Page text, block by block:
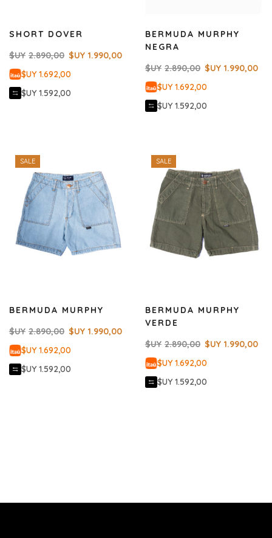
SHORT DOVER
$UY 2.890,00 $UY 1.990,00
$UY 1.692,00
$UY 1.592,00
BERMUDA MURPHY
NEGRA
$UY 2.890,00 $UY 1.990,00
$UY 1.692,00
$UY 1.592,00
SALE
BERMUDA MURPHY
$UY 2.890,00 $UY 1.990,00
$UY 1.692,00
$UY 1.592,00
SALE
BERMUDA MURPHY
VERDE
$UY 2.890,00 $UY 1.990,00
$UY 1.692,00
$UY 1.592,00